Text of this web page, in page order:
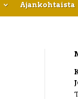
Ajankohtaista